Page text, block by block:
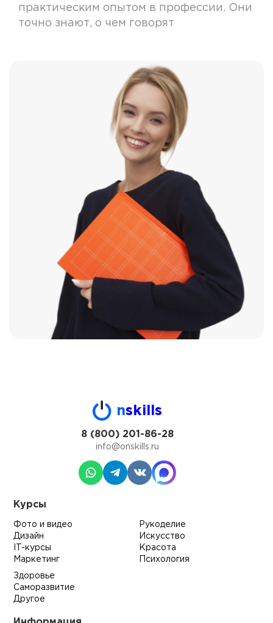
практическим опытом в профессии. Они
точно знают, о чем говорят
nskills
8 (800) 201-86-28
info@onskills.ru
Курсы
Фото и видео
Дизайн
IT-курсы
Маркетинг
Рукоделие
Искусство
Красота
Психология
Здоровье
Саморазвитие
Другое